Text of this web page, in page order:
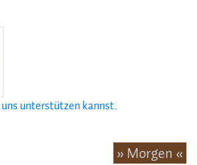
unterstützen kannst.
» Morgen «